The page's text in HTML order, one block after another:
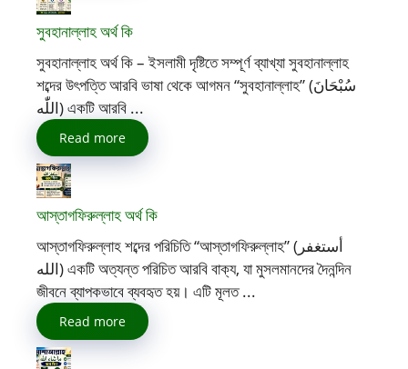
সুবহানাল্লাহ অর্থ কি
সুবহানাল্লাহ অর্থ কি – ইসলামী দৃষ্টিতে সম্পূর্ণ ব্যাখ্যা সুবহানাল্লাহ
শব্দের উৎপত্তি আরবি ভাষা থেকে আগমন “সুবহানাল্লাহ” (سُبْحَانَ
اللّٰه) একটি আরবি ...
Read more
আস্তাগফিরুল্লাহ অর্থ কি
আস্তাগফিরুল্লাহ শব্দের পরিচিতি “আস্তাগফিরুল্লাহ” (أستغفر
الله) একটি অত্যন্ত পরিচিত আরবি বাক্য, যা মুসলমানদের দৈনন্দিন
জীবনে ব্যাপকভাবে ব্যবহৃত হয়। এটি মূলত ...
Read more